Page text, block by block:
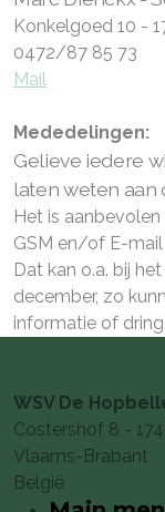
Konkelgoed 10 -
0472/87 85 73
Mail
Mededelingen:
Gelieve iedere
laten weten aan
Het is
GSM en/of E-
Dat kan o.a. bij
december, zo
informatie of
WSV De
Costershof 8 -
Vlaams-Brabant
België